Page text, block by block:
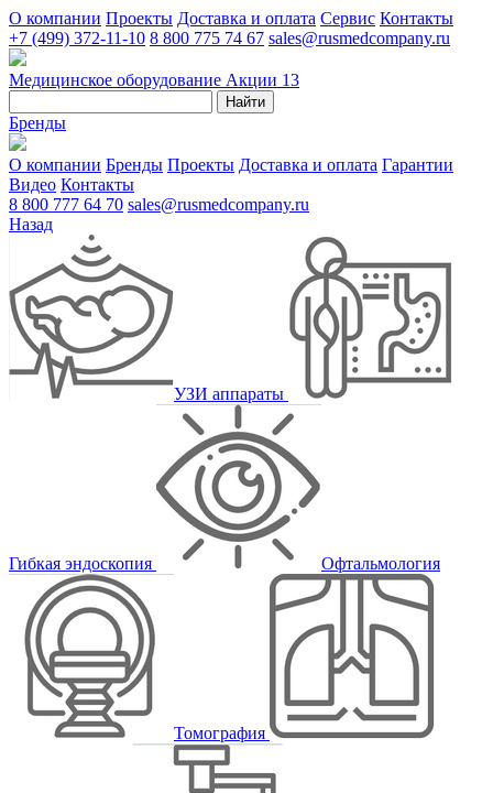
О компании Проекты Доставка и оплата Сервис Контакты
+7 (499) 372-11-10 8 800 775 74 67 sales@rusmedcompany.ru
Медицинское оборудование Акции 13
Найти
Бренды
О компании Бренды Проекты Доставка и оплата Гарантии
Видео Контакты
8 800 777 64 70 sales@rusmedcompany.ru
Назад
УЗИ аппараты
Гибкая эндоскопия Офтальмология
Томография